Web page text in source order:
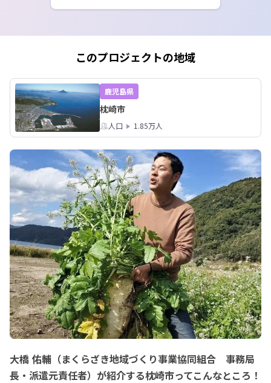
農業、空港業務、焼酎造りなど、地域
で複数の仕事に挑戦する暮らしを最前
線で支える、鹿児島の3地域の事務局長
たちが集結します。
縛られない自由な生き方のリアル、本
音で聞いてみませんか？
申込み：
https://docs.google.com/forms/d/e/1
FAIpQLSeCFNKCLuKm_T7RozwqBaj
wSd8fMZqLI_E4A6GdOhmenmST0g/
viewform?usp=dialog
このプロジェクトの地域
鹿児島県
枕崎市
人口 1.85万人
大橋 佑輔（まくらざき地域づくり事業協同組合 事務局
長・派遣元責任者）が紹介する枕崎市ってこんなところ！